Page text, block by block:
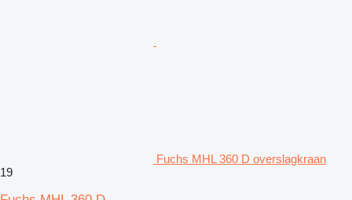
Fuchs MHL 360 D overslagkraan
19